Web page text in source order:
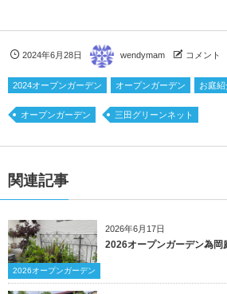
2024年6月28日 wendymam コメント
2024オープンガーデン オープンガーデン お庭紹
オープンガーデン 三田グリーンネット
関連記事
2026年6月17日
2026オープンガーデン
2026オープンガーデン為岡